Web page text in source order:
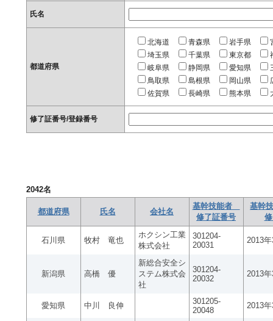
氏名
都道府県
北海道 青森県 岩手県
埼玉県
千葉県 東京都
岐阜県
静岡県 愛知県
鳥取県
島根県 岡山県
佐賀県
長崎県 熊本県
修了証番号/登録番号
2042名
都道府県 氏名 会社名
基幹技能者
修了証番号
基幹
石川県 牧村 竜也
ホクシン工業
株式会社
301204-
20031
2013
新潟県 高橋 優
新総合安全シ
ステム株式会
社
301204-
20032
2013
愛知県 中川 良伸
301205-
20048
2013